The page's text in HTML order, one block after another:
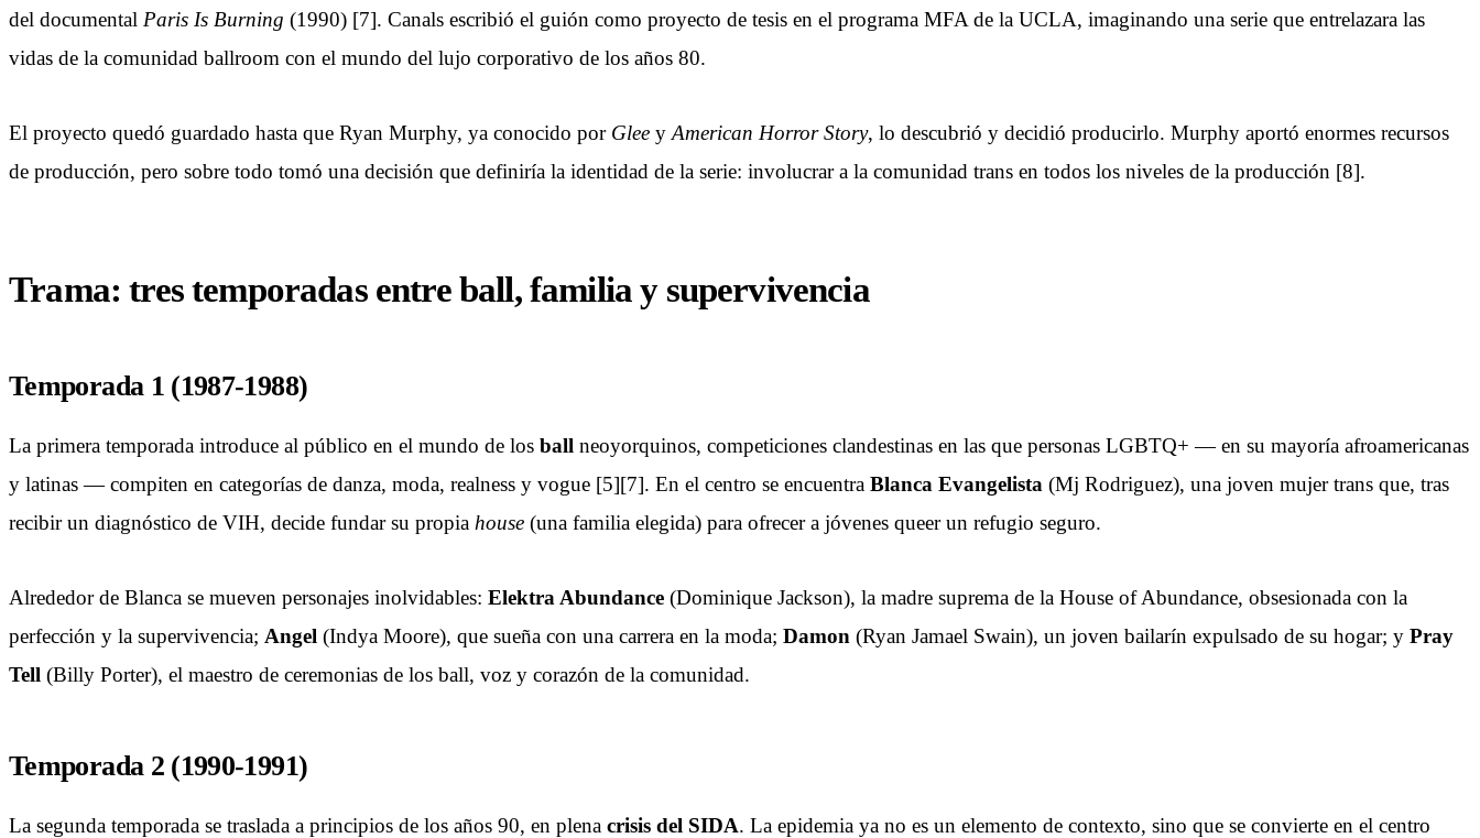
del documental Paris Is Burning (1990) [7]. Canals escribió el guión como proyecto de tesis en el programa MFA de la UCLA, imaginando una serie que entrelazara las
vidas de la comunidad ballroom con el mundo del lujo corporativo de los años 80.
El proyecto quedó guardado hasta que Ryan Murphy, ya conocido por Glee y American Horror Story, lo descubrió y decidió producirlo. Murphy aportó enormes recursos
de producción, pero sobre todo tomó una decisión que definiría la identidad de la serie: involucrar a la comunidad trans en todos los niveles de la producción [8].
Trama: tres temporadas entre ball, familia y supervivencia
Temporada 1 (1987-1988)
La primera temporada introduce al público en el mundo de los ball neoyorquinos, competiciones clandestinas en las que personas LGBTQ+ — en su mayoría afroamericanas
y latinas — compiten en categorías de danza, moda, realness y vogue [5][7]. En el centro se encuentra Blanca Evangelista (Mj Rodriguez), una joven mujer trans que, tras
recibir un diagnóstico de VIH, decide fundar su propia house (una familia elegida) para ofrecer a jóvenes queer un refugio seguro.
Alrededor de Blanca se mueven personajes inolvidables: Elektra Abundance (Dominique Jackson), la madre suprema de la House of Abundance, obsesionada con la
perfección y la supervivencia; Angel (Indya Moore), que sueña con una carrera en la moda; Damon (Ryan Jamael Swain), un joven bailarín expulsado de su hogar; y Pray
Tell (Billy Porter), el maestro de ceremonias de los ball, voz y corazón de la comunidad.
Temporada 2 (1990-1991)
La segunda temporada se traslada a principios de los años 90, en plena crisis del SIDA. La epidemia ya no es un elemento de contexto, sino que se convierte en el centro